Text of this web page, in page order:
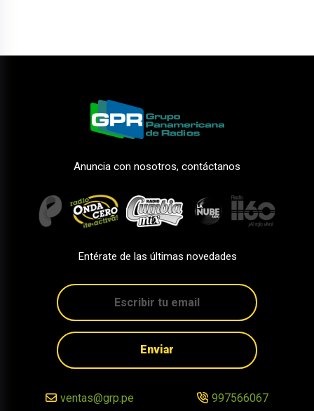
Anuncia con nosotros, contáctanos
Entérate de las últimas novedades
Enviar
ventas@grp.pe 997566067